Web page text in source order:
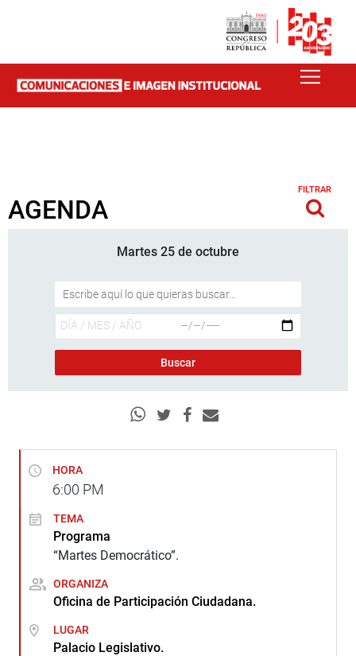
AGENDA
FILTRAR
Martes 25 de octubre
HORA
6:00 PM
TEMA
Programa
“Martes Democrático”.
ORGANIZA
Oficina de Participación Ciudadana.
LUGAR
Palacio Legislativo.